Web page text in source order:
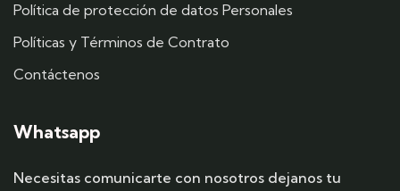
Política de protección de datos Personales
Políticas y Términos de Contrato
Contáctenos
Whatsapp
Necesitas comunicarte con nosotros dejanos tu